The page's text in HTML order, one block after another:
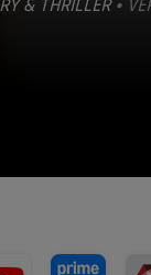
& THRILLER•